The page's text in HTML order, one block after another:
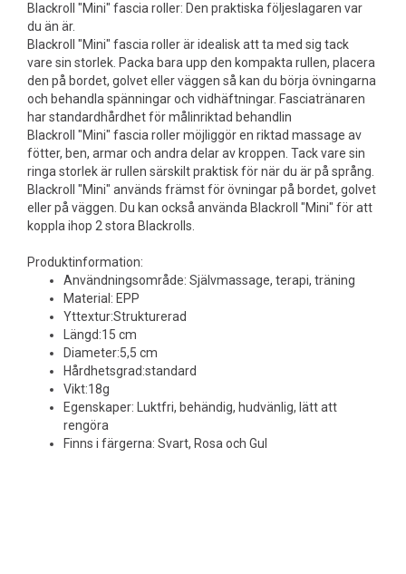
Blackroll "Mini" fascia roller: Den praktiska följeslagaren var
du än är.
Blackroll "Mini" fascia roller är idealisk att ta med sig tack
vare sin storlek. Packa bara upp den kompakta rullen, placera
den på bordet, golvet eller väggen så kan du börja övningarna
och behandla spänningar och vidhäftningar. Fasciatränaren
har standardhårdhet för målinriktad behandlin
Blackroll "Mini" fascia roller möjliggör en riktad massage av
fötter, ben, armar och andra delar av kroppen. Tack vare sin
ringa storlek är rullen särskilt praktisk för när du är på språng.
Blackroll "Mini" används främst för övningar på bordet, golvet
eller på väggen. Du kan också använda Blackroll "Mini" för att
koppla ihop 2 stora Blackrolls.
Produktinformation:
Användningsområde: Självmassage, terapi, träning
Material: EPP
Yttextur:Strukturerad
Längd:15 cm
Diameter:5,5 cm
Hårdhetsgrad:standard
Vikt:18g
Egenskaper: Luktfri, behändig, hudvänlig, lätt att
rengöra
Finns i färgerna: Svart, Rosa och Gul